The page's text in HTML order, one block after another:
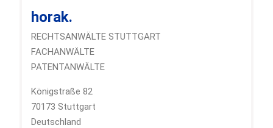
horak.
RECHTSANWÄLTE STUTTGART
FACHANWÄLTE
PATENTANWÄLTE
Königstraße 82
70173 Stuttgart
Deutschland